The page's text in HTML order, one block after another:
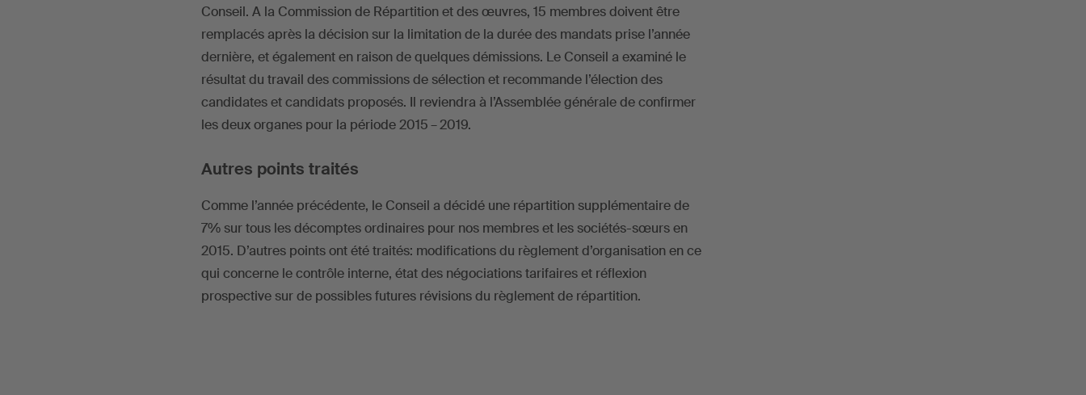
Conseil. A la Commission de Répartition et des œuvres, 15 membres doivent être
remplacés après la décision sur la limitation de la durée des mandats prise l’année
dernière, et également en raison de quelques démissions. Le Conseil a examiné le
résultat du travail des commissions de sélection et recommande l’élection des
candidates et candidats proposés. Il reviendra à l’Assemblée générale de confirmer
les deux organes pour la période 2015 – 2019.
Autres points traités
Comme l’année précédente, le Conseil a décidé une répartition supplémentaire de
7% sur tous les décomptes ordinaires pour nos membres et les sociétés-sœurs en
2015. D’autres points ont été traités: modifications du règlement d’organisation en ce
qui concerne le contrôle interne, état des négociations tarifaires et réflexion
prospective sur de possibles futures révisions du règlement de répartition.